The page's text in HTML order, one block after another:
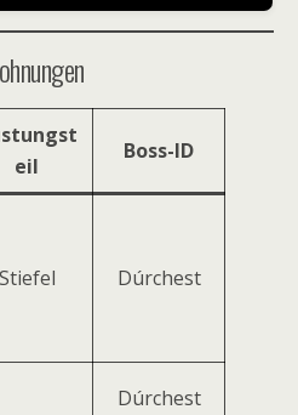
eil
Boss-ID
Stiefel Dúrchest
Dúrchest